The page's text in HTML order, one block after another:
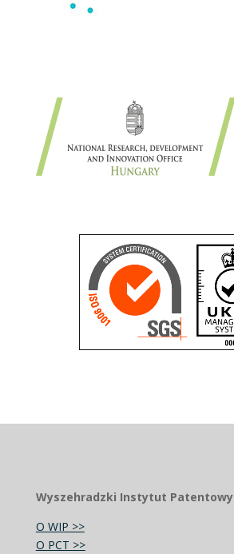
Wyszehradzki Instytut Patentowy
O WIP >>
O PCT >>